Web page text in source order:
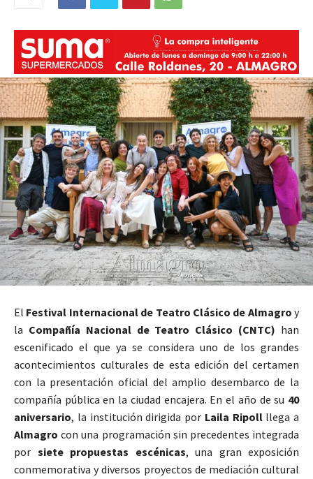
El Festival Internacional de Teatro Clásico de Almagro y
la Compañía Nacional de Teatro Clásico (CNTC) han
escenificado el que ya se considera uno de los grandes
acontecimientos culturales de esta edición del certamen
con la presentación oficial del amplio desembarco de la
compañía pública en la ciudad encajera. En el año de su 40
aniversario, la institución dirigida por Laila Ripollllega a
Almagro con una programación sin precedentes integrada
por siete propuestas escénicas, una gran exposición
conmemorativa y diversos proyectos de mediación cultural